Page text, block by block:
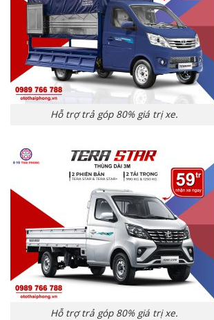
Hỗ trợ trả góp 80% giá trị xe.
Hỗ trợ trả góp 80% giá trị xe.